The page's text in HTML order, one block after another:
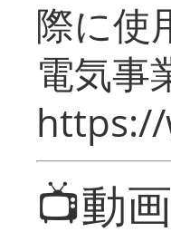
際に使
電気事
📺動